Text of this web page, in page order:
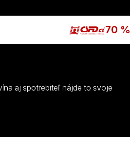
70 %
aj spotrebiteľ nájde to svoje